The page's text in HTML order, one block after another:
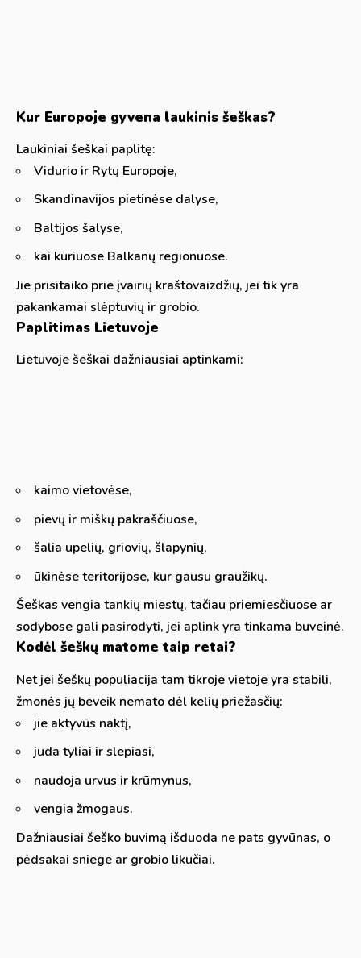
Kur Europoje gyvena laukinis šeškas?
Laukiniai šeškai paplitę:
Vidurio ir Rytų Europoje,
Skandinavijos pietinėse dalyse,
Baltijos šalyse,
kai kuriuose Balkanų regionuose.
Jie prisitaiko prie įvairių kraštovaizdžių, jei tik yra
pakankamai slėptuvių ir grobio.
Paplitimas Lietuvoje
Lietuvoje šeškai dažniausiai aptinkami:
kaimo vietovėse,
pievų ir miškų pakraščiuose,
šalia upelių, griovių, šlapynių,
ūkinėse teritorijose, kur gausu graužikų.
Šeškas vengia tankių miestų, tačiau priemiesčiuose ar
sodybose gali pasirodyti, jei aplink yra tinkama buveinė.
Kodėl šeškų matome taip retai?
Net jei šeškų populiacija tam tikroje vietoje yra stabili,
žmonės jų beveik nemato dėl kelių priežasčių:
jie aktyvūs naktį,
juda tyliai ir slepiasi,
naudoja urvus ir krūmynus,
vengia žmogaus.
Dažniausiai šeško buvimą išduoda ne pats gyvūnas, o
pėdsakai sniege ar grobio likučiai.